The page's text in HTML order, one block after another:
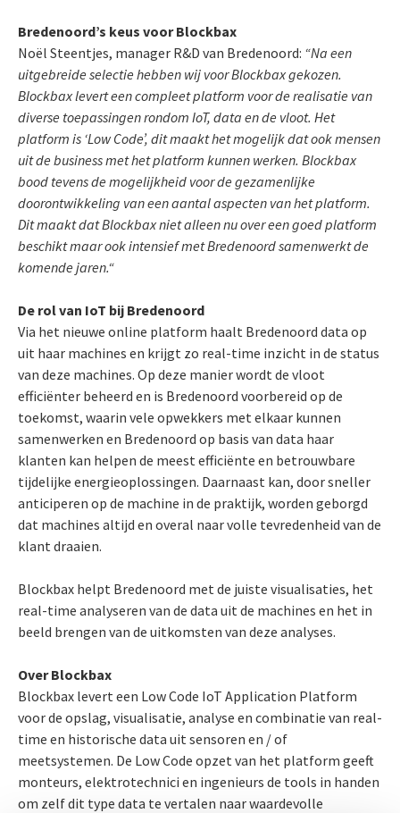
Bredenoord’s keus voor Blockbax
Noël Steentjes, manager R&D van Bredenoord: “Na een
uitgebreide selectie hebben wij voor Blockbax gekozen.
Blockbax levert een compleet platform voor de realisatie van
diverse toepassingen rondom IoT, data en de vloot. Het
platform is ‘Low Code’, dit maakt het mogelijk dat ook mensen
uit de business met het platform kunnen werken. Blockbax
bood tevens de mogelijkheid voor de gezamenlijke
doorontwikkeling van een aantal aspecten van het platform.
Dit maakt dat Blockbax niet alleen nu over een goed platform
beschikt maar ook intensief met Bredenoord samenwerkt de
komende jaren.“
De rol van IoT bij Bredenoord
Via het nieuwe online platform haalt Bredenoord data op
uit haar machines en krijgt zo real-time inzicht in de status
van deze machines. Op deze manier wordt de vloot
efficiënter beheerd en is Bredenoord voorbereid op de
toekomst, waarin vele opwekkers met elkaar kunnen
samenwerken en Bredenoord op basis van data haar
klanten kan helpen de meest efficiënte en betrouwbare
tijdelijke energieoplossingen. Daarnaast kan, door sneller
anticiperen op de machine in de praktijk, worden geborgd
dat machines altijd en overal naar volle tevredenheid van de
klant draaien.
Blockbax helpt Bredenoord met de juiste visualisaties, het
real-time analyseren van de data uit de machines en het in
beeld brengen van de uitkomsten van deze analyses.
Over Blockbax
Blockbax levert een Low Code IoT Application Platform
voor de opslag, visualisatie, analyse en combinatie van real-
time en historische data uit sensoren en / of
meetsystemen. De Low Code opzet van het platform geeft
monteurs, elektrotechnici en ingenieurs de tools in handen
om zelf dit type data te vertalen naar waardevolle